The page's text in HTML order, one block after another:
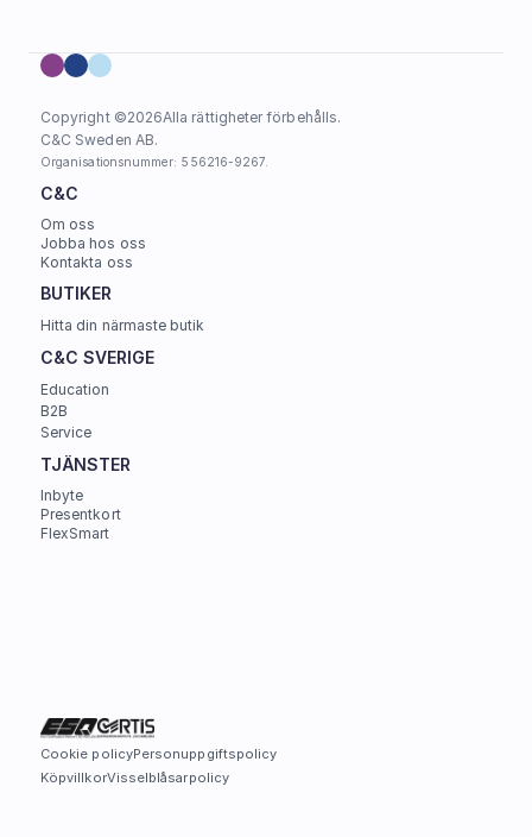
Copyright ©2026Alla rättigheter förbehålls.
C&C Sweden AB.
Organisationsnummer: 556216-9267.
C&C
Om oss
Jobba hos oss
Kontakta oss
BUTIKER
Hitta din närmaste butik
C&C SVERIGE
Education
B2B
Service
TJÄNSTER
Inbyte
Presentkort
FlexSmart
Cookie policyPersonuppgiftspolicy
Visselblåsarpolicy
Köpvillkor